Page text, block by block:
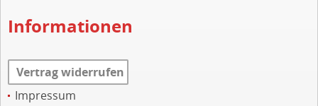
Informationen
Vertrag widerrufen
Impressum